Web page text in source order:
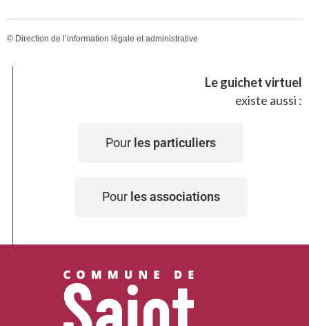
© Direction de l’information légale et administrative
Le guichet virtuel
existe aussi :
Pour les particuliers
Pour les associations